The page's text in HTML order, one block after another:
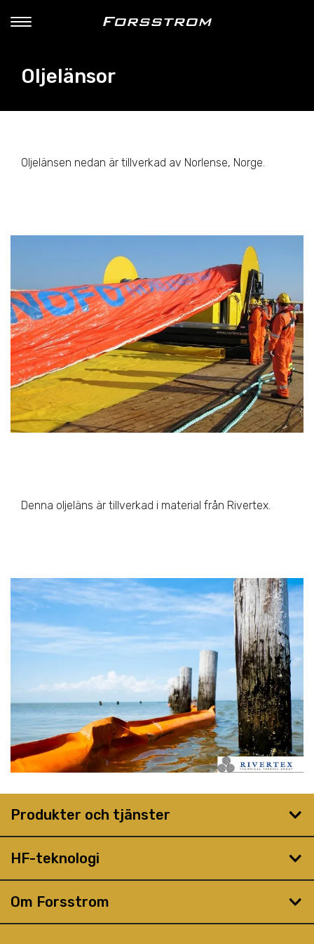
Oljelänsor
Oljelänsen nedan är tillverkad av Norlense, Norge.
Denna oljeläns är tillverkad i material från Rivertex.
Produkter och tjänster
HF-teknologi
Om Forsstrom